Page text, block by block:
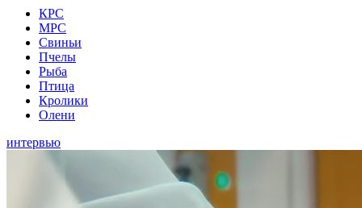
КРС
МРС
Свиньи
Пчелы
Рыба
Птица
Кролики
Олени
интервью